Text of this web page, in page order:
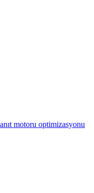
motoru optimizasyonu